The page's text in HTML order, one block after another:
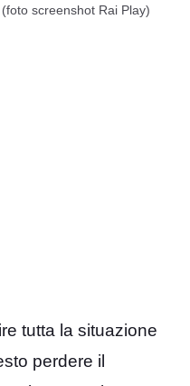
screenshot Rai Play)
tutta la situazione
perdere il